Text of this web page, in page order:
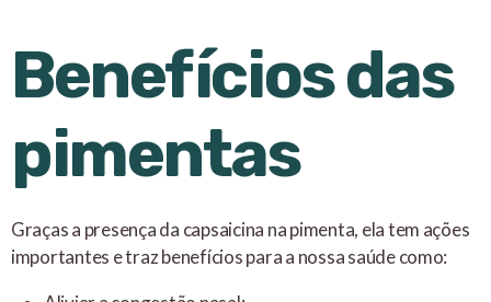
Benefícios das
pimentas
Graças a presença da capsaicina na pimenta, ela tem ações
importantes e traz benefícios para a nossa saúde como: